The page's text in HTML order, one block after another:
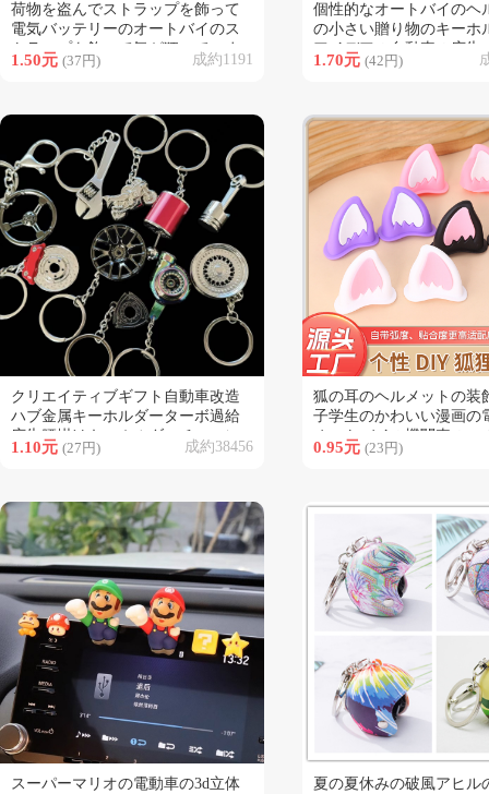
類似商品
荷物を盗んでストラップを飾って
電気バッテリーのオートバイのス
トラップを飾って気が狂っていま
す。
1.50元 (37円) 成約1191
類似商品
個性的なオートバイのヘ
の小さい贈り物のキーホ
アイデアの自動車の広告
のチェーンのペンダント
1.70元 (42円)
類似商品
クリエイティブギフト自動車改造
ハブ金属キーホルダーターボ過給
広告腰掛けキーホルダーチェーン
ストラップ
1.10元 (27円) 成約38456
類似商品
狐の耳のヘルメットの装
子学生のかわいい漫画の
オートバイの機関車のヘ
の装飾の部品は貼ります
0.95元 (23円)
類似商品
スーパーマリオの電動車の3d立体
類似商品
夏の夏休みの破風アヒル